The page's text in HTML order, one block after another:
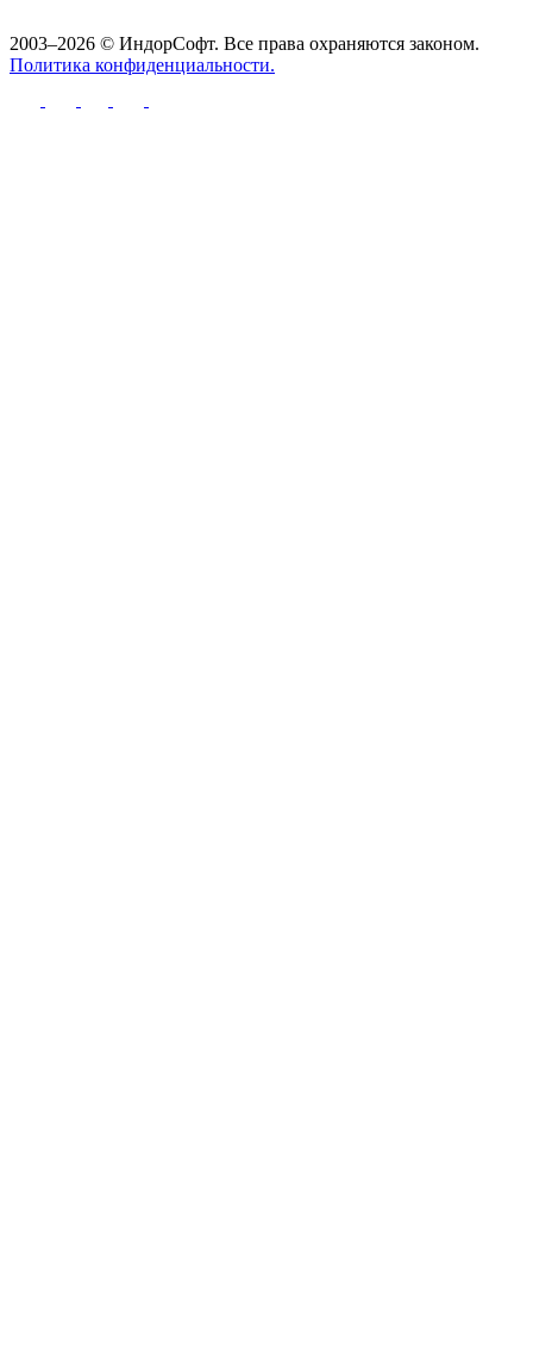
2003–2026 © ИндорСофт. Все права охраняются законом.
Политика конфиденциальности.